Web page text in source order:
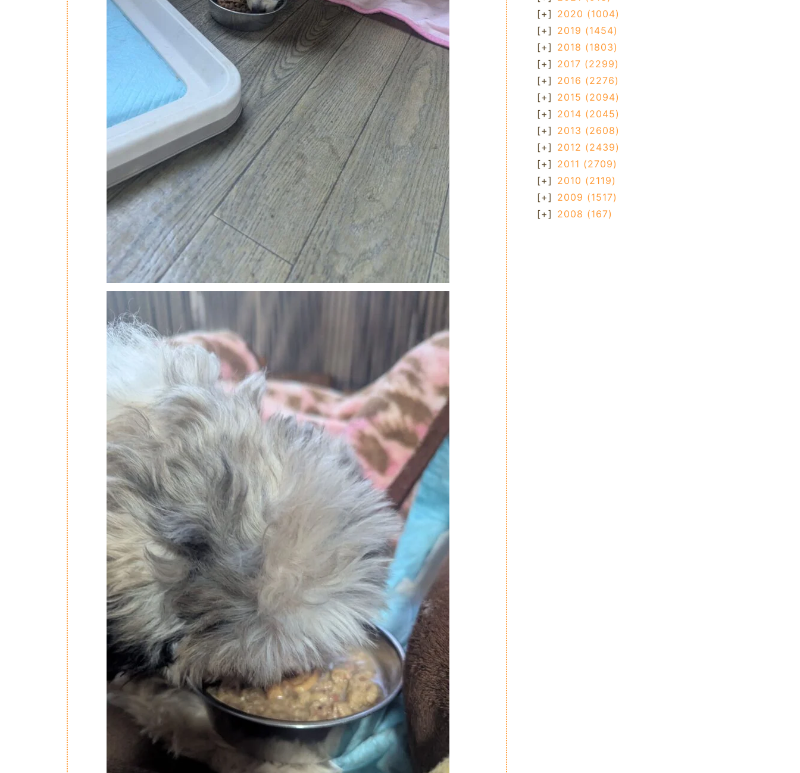
[+] 2020 (1004)
[+] 2019 (1454)
[+] 2018 (1803)
[+] 2017 (2299)
[+] 2016 (2276)
[+] 2015 (2094)
[+] 2014 (2045)
[+] 2013 (2608)
[+] 2012 (2439)
[+] 2011 (2709)
[+] 2010 (2119)
[+] 2009 (1517)
[+] 2008 (167)